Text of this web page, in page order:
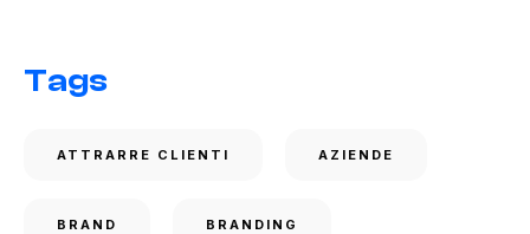
Tags
ATTRARRE CLIENTI AZIENDE
BRAND BRANDING